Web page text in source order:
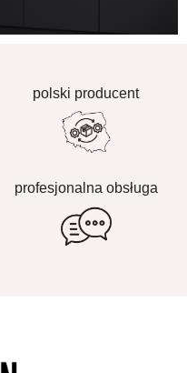
polski producent
profesjonalna obsługa